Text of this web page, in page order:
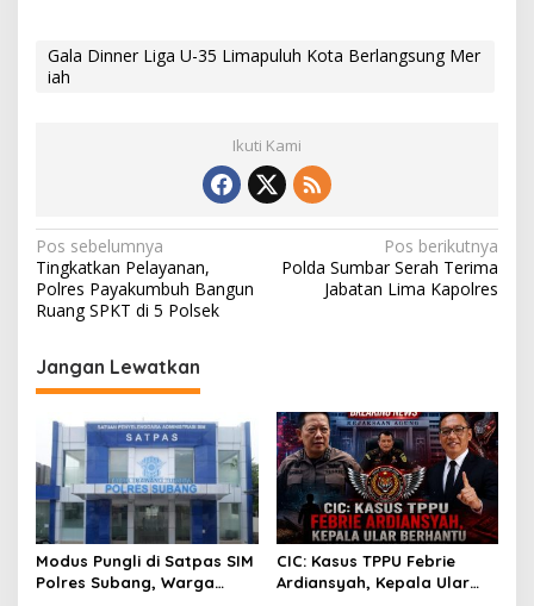
Gala Dinner Liga U-35 Limapuluh Kota Berlangsung Mer
iah
Ikuti Kami
N
a
v
i
g
a
s
i
p
o
s
Pos sebelumnya
Tingkatkan Pelayanan,
Polres Payakumbuh Bangun
Ruang SPKT di 5 Polsek
Pos berikutnya
Polda Sumbar Serah Terima
Jabatan Lima Kapolres
Jangan Lewatkan
Modus Pungli di Satpas SIM
Polres Subang, Warga
CIC: Kasus TPPU Febrie
Ardiansyah, Kepala Ular